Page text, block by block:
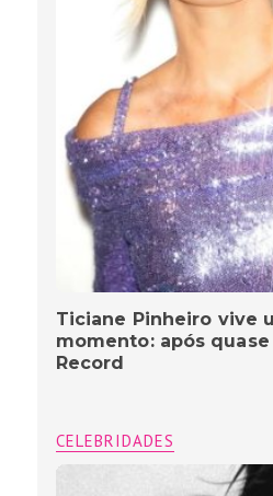
Ticiane Pinheiro vive
momento: após quase
Record
CELEBRIDADES